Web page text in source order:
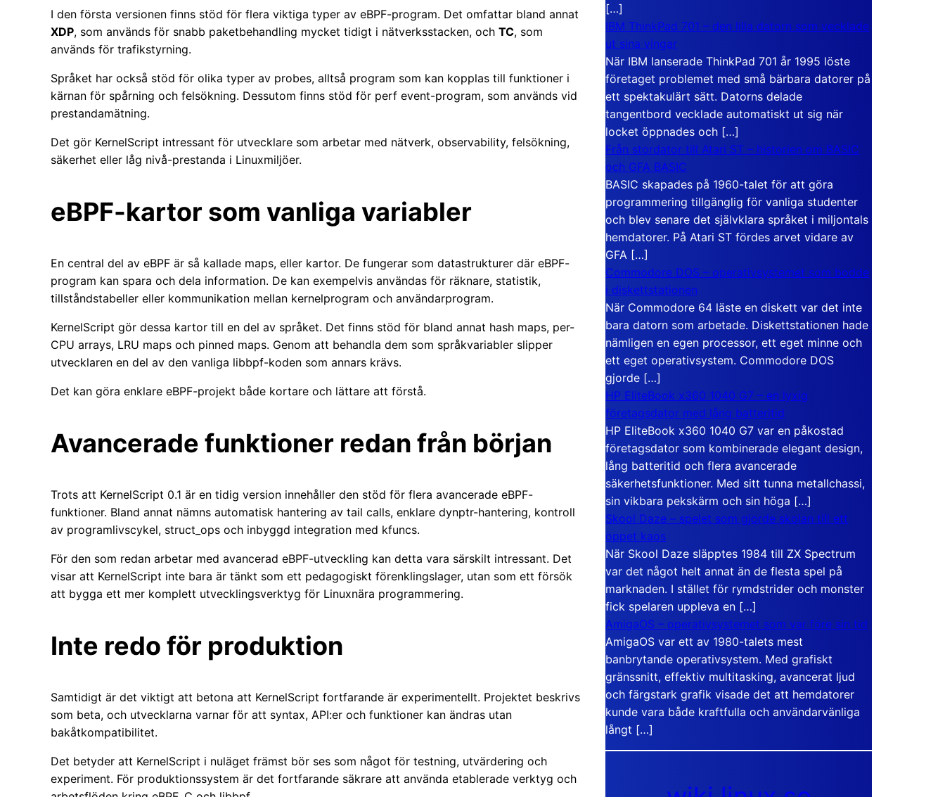
I den första versionen finns stöd för flera viktiga typer av eBPF-program. Det omfattar bland annat
XDP, som används för snabb paketbehandling mycket tidigt i nätverksstacken, och TC, som
används för trafikstyrning.
Språket har också stöd för olika typer av probes, alltså program som kan kopplas till funktioner i
kärnan för spårning och felsökning. Dessutom finns stöd för perf event-program, som används vid
prestandamätning.
Det gör KernelScript intressant för utvecklare som arbetar med nätverk, observability, felsökning,
säkerhet eller låg nivå-prestanda i Linuxmiljöer.
eBPF-kartor som vanliga variabler
En central del av eBPF är så kallade maps, eller kartor. De fungerar som datastrukturer där eBPF-
program kan spara och dela information. De kan exempelvis användas för räknare, statistik,
tillståndstabeller eller kommunikation mellan kernelprogram och användarprogram.
KernelScript gör dessa kartor till en del av språket. Det finns stöd för bland annat hash maps, per-
CPU arrays, LRU maps och pinned maps. Genom att behandla dem som språkvariabler slipper
utvecklaren en del av den vanliga libbpf-koden som annars krävs.
Det kan göra enklare eBPF-projekt både kortare och lättare att förstå.
Avancerade funktioner redan från början
Trots att KernelScript 0.1 är en tidig version innehåller den stöd för flera avancerade eBPF-
funktioner. Bland annat nämns automatisk hantering av tail calls, enklare dynptr-hantering, kontroll
av programlivscykel, struct_ops och inbyggd integration med kfuncs.
För den som redan arbetar med avancerad eBPF-utveckling kan detta vara särskilt intressant. Det
visar att KernelScript inte bara är tänkt som ett pedagogiskt förenklingslager, utan som ett försök
att bygga ett mer komplett utvecklingsverktyg för Linuxnära programmering.
Inte redo för produktion
Samtidigt är det viktigt att betona att KernelScript fortfarande är experimentellt. Projektet beskrivs
som beta, och utvecklarna varnar för att syntax, API:er och funktioner kan ändras utan
bakåtkompatibilitet.
Det betyder att KernelScript i nuläget främst bör ses som något för testning, utvärdering och
experiment. För produktionssystem är det fortfarande säkrare att använda etablerade verktyg och
[…]
IBM ThinkPad 701 – den lilla datorn som vecklade
ut sina vingar
När IBM lanserade ThinkPad 701 år 1995 löste
företaget problemet med små bärbara datorer på
ett spektakulärt sätt. Datorns delade
tangentbord vecklade automatiskt ut sig när
locket öppnades och […]
Från stordator till Atari ST – historien om BASIC
och GFA BASIC
BASIC skapades på 1960-talet för att göra
programmering tillgänglig för vanliga studenter
och blev senare det självklara språket i miljontals
hemdatorer. På Atari ST fördes arvet vidare av
GFA […]
Commodore DOS – operativsystemet som bodde
i diskettstationen
När Commodore 64 läste en diskett var det inte
bara datorn som arbetade. Diskettstationen hade
nämligen en egen processor, ett eget minne och
ett eget operativsystem. Commodore DOS
gjorde […]
HP EliteBook x360 1040 G7 – en lyxig
företagsdator med lång batteritid
HP EliteBook x360 1040 G7 var en påkostad
företagsdator som kombinerade elegant design,
lång batteritid och flera avancerade
säkerhetsfunktioner. Med sitt tunna metallchassi,
sin vikbara pekskärm och sin höga […]
Skool Daze – spelet som gjorde skolan till ett
öppet kaos
När Skool Daze släpptes 1984 till ZX Spectrum
var det något helt annat än de flesta spel på
marknaden. I stället för rymdstrider och monster
fick spelaren uppleva en […]
AmigaOS – operativsystemet som var före sin tid
AmigaOS var ett av 1980-talets mest
banbrytande operativsystem. Med grafiskt
gränssnitt, effektiv multitasking, avancerat ljud
och färgstark grafik visade det att hemdatorer
kunde vara både kraftfulla och användarvänliga
långt […]